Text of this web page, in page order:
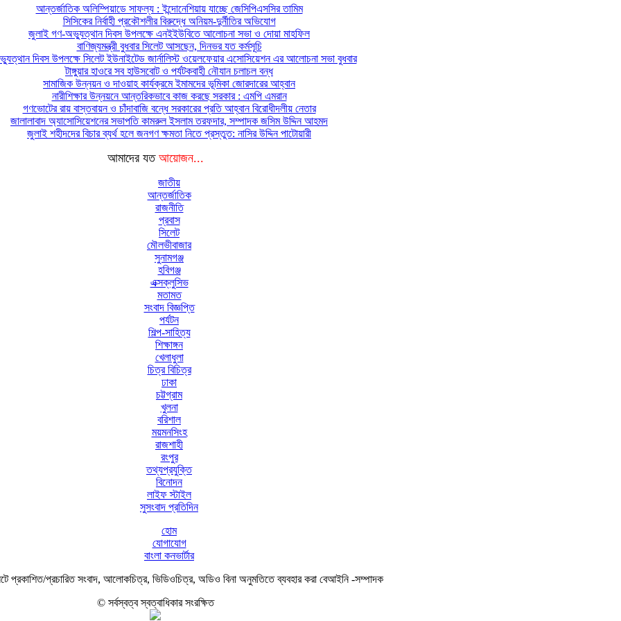
আন্তর্জাতিক অলিম্পিয়াডে সাফল্য : ইন্দোনেশিয়ায় যাচ্ছে জেসিপিএসসির তামিম
সিসিকের নির্বাহী প্রকৌশলীর বিরুদ্ধে অনিয়ম-দুর্নীতির অভিযোগ
জুলাই গণ-অভ্যুত্থান দিবস উপলক্ষে এনইইউবিতে আলোচনা সভা ও দোয়া মাহফিল
বাণিজ্যমন্ত্রী বুধবার সিলেট আসছেন, দিনভর যত কর্মসূচি
দিবস উপলক্ষে সিলেট ইউনাইটেড জার্নালিস্ট ওয়েলফেয়ার এসোসিয়েশন এর আলোচনা সভা বুধবার
টাঙ্গুয়ার হাওরে সব হাউসবোট ও পর্যটকবাহী নৌযান চলাচল বন্ধ
সামাজিক উন্নয়ন ও দাওয়াহ কার্যক্রমে ইমামদের ভূমিকা জোরদারের আহ্বান
নারীশিক্ষার উন্নয়নে আন্তরিকভাবে কাজ করছে সরকার : এমপি এমরান
গণভোটের রায় বাস্তবায়ন ও চাঁদাবাজি বন্ধে সরকারের প্রতি আহ্বান বিরোধীদলীয় নেতার
জালালাবাদ অ্যাসোসিয়েশনের সভাপতি কামরুল ইসলাম তরফদার, সম্পাদক জসিম উদ্দিন আহমদ
জুলাই শহীদদের বিচার ব্যর্থ হলে জনগণ ক্ষমতা নিতে প্রস্তুত: নাসির উদ্দিন পাটোয়ারী
আমাদের যত আয়োজন...
জাতীয়
আন্তর্জাতিক
রাজনীতি
প্রবাস
সিলেট
মৌলভীবাজার
সুনামগঞ্জ
হবিগঞ্জ
এক্সক্লুসিভ
মতামত
সংবাদ বিজ্ঞপ্তি
পর্যটন
শিল্প-সাহিত্য
শিক্ষাঙ্গন
খেলাধুলা
চিত্র বিচিত্র
ঢাকা
চট্টগ্রাম
খুলনা
বরিশাল
ময়মনসিংহ
রাজশাহী
রংপুর
তথ্যপ্রযুক্তি
বিনোদন
লাইফ স্টাইল
সুসংবাদ প্রতিদিন
হোম
যোগাযোগ
বাংলা কনভার্টার
প্রকাশিত/প্রচারিত সংবাদ, আলোকচিত্র, ভিডিওচিত্র, অডিও বিনা অনুমতিতে ব্যবহার করা বেআইনি -সম্পাদক
© সর্বস্বত্ব স্বত্বাধিকার সংরক্ষিত